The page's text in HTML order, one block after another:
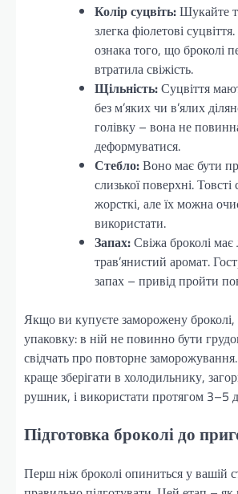
Колір суцвіть:Шукайте
злегка фіолетові
ознака того, що броколі
втратила свіжість.
Щільність:Суцвіття
без м’яких чи в’ялих
голівку – вона не
деформуватися.
Стебло:Воно має бути
слизької поверхні. Товсті
жорсткі, але їх можна
використати.
Запах:Свіжа броколі має
трав’янистий аромат.
запах – привід пройти
Якщо ви купуєте заморожену броколі,
упаковку: в ній не повинно бути
свідчать про повторне
краще зберігати в холодильнику,
рушник, і використати протягом 3–5
Підготовка броколі до
Перш ніж броколі опиниться у вашій